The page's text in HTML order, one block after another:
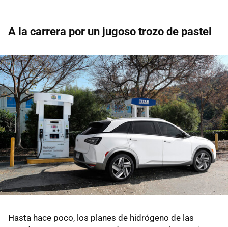
A la carrera por un jugoso trozo de pastel
Hasta hace poco, los planes de hidrógeno de las